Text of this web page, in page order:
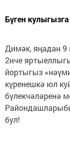
Бүген
Димәк, яңадан 9
2нче
йортыгыз
күренешкә юл
бүлекчәләренә
бул!